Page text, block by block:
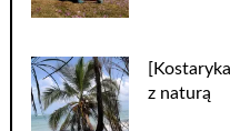
z naturą